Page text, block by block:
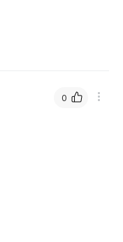
0